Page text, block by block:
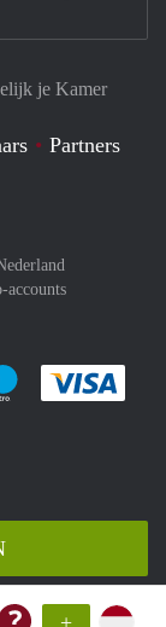
+
je Kamer
Partners
accounts
af met Paypal
gemakkelijk af met
Je rekent